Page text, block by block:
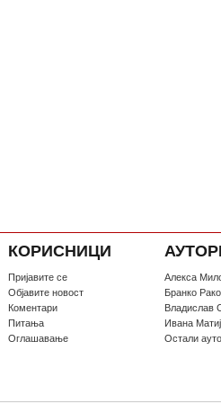
КОРИСНИЦИ
Пријавите се
Oбјавите новост
Коментари
Питања
Оглашавање
Алекса
Бранко
Владислав
Ивана
Остали